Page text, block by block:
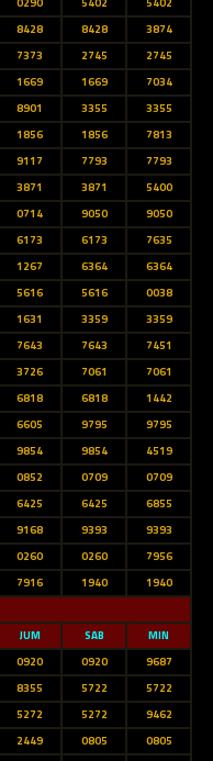
8428 8428
3874
7373 2745
2745
1669 1669
7034
8901 3355
3355
1856 1856
7813
9117 7793
7793
3871 3871
5400
0714 9050
9050
6173 6173
7635
1267 6364
6364
5616 5616
0038
1631 3359
3359
7643 7643
7451
3726 7061
7061
6818 6818
1442
6605 9795
9795
9854 9854
4519
0852 0709
0709
6425 6425
6855
9168 9393
9393
0260 0260
7956
7916 1940
1940
JUM SAB
MIN
0920 0920
9687
8355 5722
5722
5272 5272
9462
2449 0805
0805